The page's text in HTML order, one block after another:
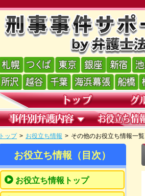
トップ > お役立ち情報 > その他のお役立ち情報一覧
お役立ち情報（目次）
お役立ち情報トップ